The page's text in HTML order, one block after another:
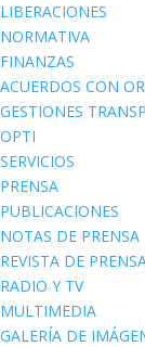
LIBERACIONES
NORMATIVA
FINANZAS
ACUERDOS CON
GESTIONES
OPTI
SERVICIOS
PRENSA
PUBLICACIONES
NOTAS DE PRENSA
REVISTA DE
RADIO Y TV
MULTIMEDIA
GALERÍA DE